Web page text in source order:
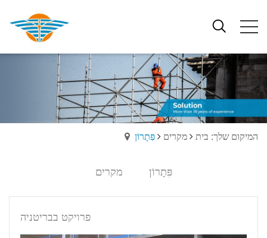
המיקום שלך: בית מקרים פִּתָרוֹן
מקרים פִּתָרוֹן
פרויקט בבריטניה